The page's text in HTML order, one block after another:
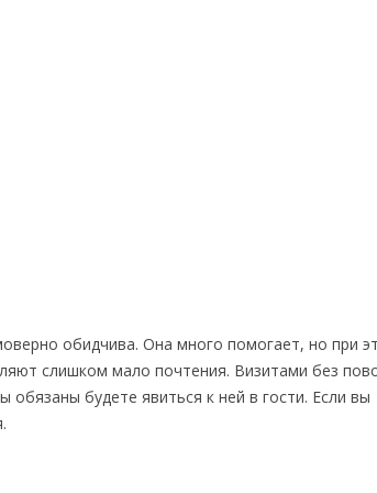
обидчива. Она много помогает, но при
слишком мало почтения. Визитами без
будете явиться к ней в гости. Если вы